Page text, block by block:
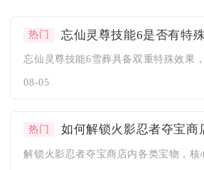
热门 忘仙灵尊技能6是否有特
08-05
热门 如何解锁火影忍者夺宝商